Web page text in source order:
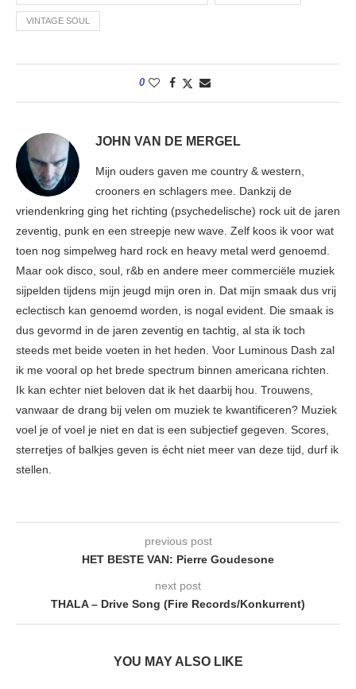
VINTAGE SOUL
0
JOHN VAN DE MERGEL
Mijn ouders gaven me country & western,
crooners en schlagers mee. Dankzij de
vriendenkring ging het richting (psychedelische) rock uit de jaren
zeventig, punk en een streepje new wave. Zelf koos ik voor wat
toen nog simpelweg hard rock en heavy metal werd genoemd.
Maar ook disco, soul, r&b en andere meer commerciële muziek
sijpelden tijdens mijn jeugd mijn oren in. Dat mijn smaak dus vrij
eclectisch kan genoemd worden, is nogal evident. Die smaak is
dus gevormd in de jaren zeventig en tachtig, al sta ik toch
steeds met beide voeten in het heden. Voor Luminous Dash zal
ik me vooral op het brede spectrum binnen americana richten.
Ik kan echter niet beloven dat ik het daarbij hou. Trouwens,
vanwaar de drang bij velen om muziek te kwantificeren? Muziek
voel je of voel je niet en dat is een subjectief gegeven. Scores,
sterretjes of balkjes geven is écht niet meer van deze tijd, durf ik
stellen.
previous post
HET BESTE VAN: Pierre Goudesone
next post
THALA – Drive Song (Fire Records/Konkurrent)
YOU MAY ALSO LIKE